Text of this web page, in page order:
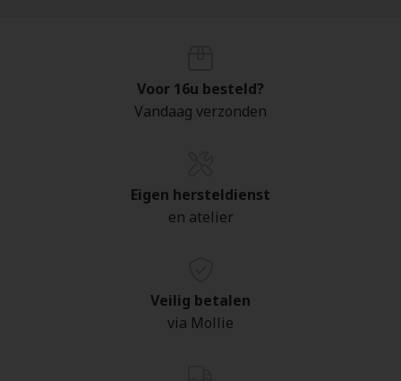
Voor 16u besteld?
Vandaag verzonden
Eigen hersteldienst
en atelier
Veilig betalen
via Mollie